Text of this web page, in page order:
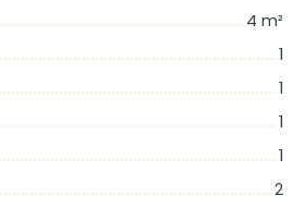
4 m²
1
1
1
1
2